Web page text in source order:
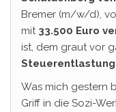
Bremer (m/w/d),
mit 33.500 Euro
ist, dem graut vor
Was mich gestern
Griff in die Sozi-